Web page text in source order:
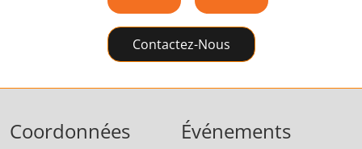
Contactez-Nous
Coordonnées Événements